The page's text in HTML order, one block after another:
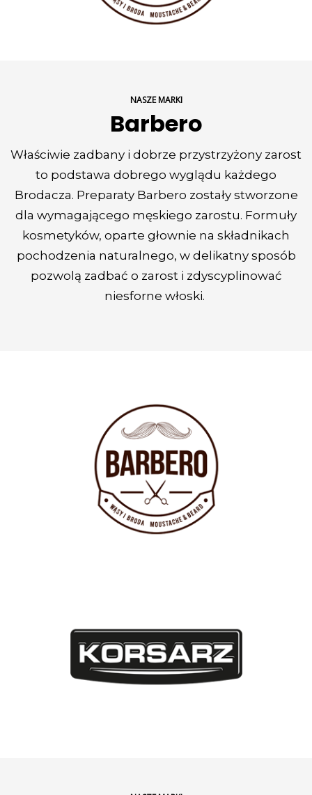
NASZE MARKI
Barbero
Właściwie zadbany i dobrze przystrzyżony zarost
to podstawa dobrego wyglądu każdego
Brodacza. Preparaty Barbero zostały stworzone
dla wymagającego męskiego zarostu. Formuły
kosmetyków, oparte głownie na składnikach
pochodzenia naturalnego, w delikatny sposób
pozwolą zadbać o zarost i zdyscyplinować
niesforne włoski.